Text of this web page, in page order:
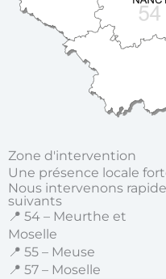
Zone d'intervention
Une présence locale
Nous intervenons
suivants
📍 54 – Meurthe et
Moselle
📍 55 – Meuse
📍 57 – Moselle